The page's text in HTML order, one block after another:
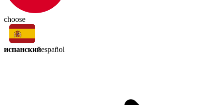
choose
испанскийespañol